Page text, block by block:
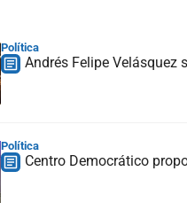
Política
Andrés Felipe Velásquez
Política
Centro Democrático